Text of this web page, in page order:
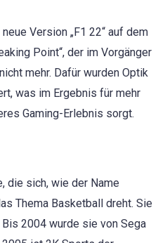
Version „F1 22“ auf dem
Point“, der im Vorgänger
mehr. Dafür wurden Optik
was im Ergebnis für mehr
Gaming-Erlebnis sorgt.
die sich, wie der Name
Thema Basketball dreht. Sie
2004 wurde sie von Sega